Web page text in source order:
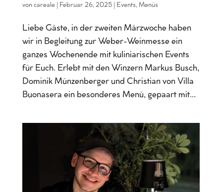
von careale| Februar 26, 2025| Events, Menüs
Liebe Gäste, in der zweiten Märzwoche haben
wir in Begleitung zur Weber-Weinmesse ein
ganzes Wochenende mit kuliniarischen Events
für Euch. Erlebt mit den Winzern Markus Busch,
Dominik Münzenberger und Christian von Villa
Buonasera ein besonderes Menü, gepaart mit...